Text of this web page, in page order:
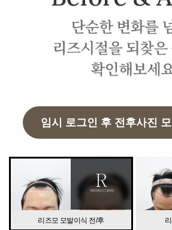
임시 로그인 후 전후사진
리즈모 모발이식 전/후